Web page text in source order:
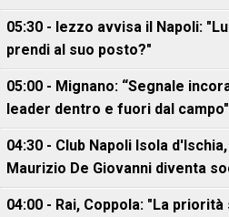
05:30 - Iezzo avvisa il Napoli:
prendi al suo posto?"
05:00 - Mignano: “Segnale
leader dentro e fuori dal campo"
04:30 - Club Napoli Isola
Maurizio De Giovanni diventa
04:00 - Rai, Coppola: "La